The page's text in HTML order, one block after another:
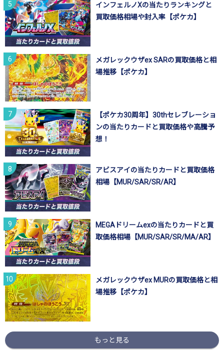
インフェルノXの当たりランキングと
買取価格相場や封入率【ポケカ】
メガレックウザex SARの買取価格と相
場推移【ポケカ】
【ポケカ30周年】30thセレブレーショ
ンの当たりカードと買取価格や高騰予
想！
アビスアイの当たりカードと買取価格
相場【MUR/SAR/SR/AR】
MEGAドリームexの当たりカードと買
取価格相場【MUR/SAR/SR/MA/AR】
メガレックウザex MURの買取価格と相
場推移【ポケカ】
もっと見る